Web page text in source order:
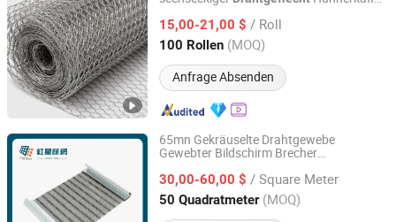
Gabionenmesh
15,00-21,00 $ / Roll
100 Rollen (MOQ)
Anfrage Absenden
Hebei, China Seit 2026
65mn Gekräuselte Drahtgewebe
Gewebter Bildschirm Brecher
Vibrationssieb
30,00-60,00 $ / Square Meter
50 Quadratmeter (MOQ)
ANPING REDSTAR WIRE MESH MFG CO., LTD
Hebei, China Seit 2011